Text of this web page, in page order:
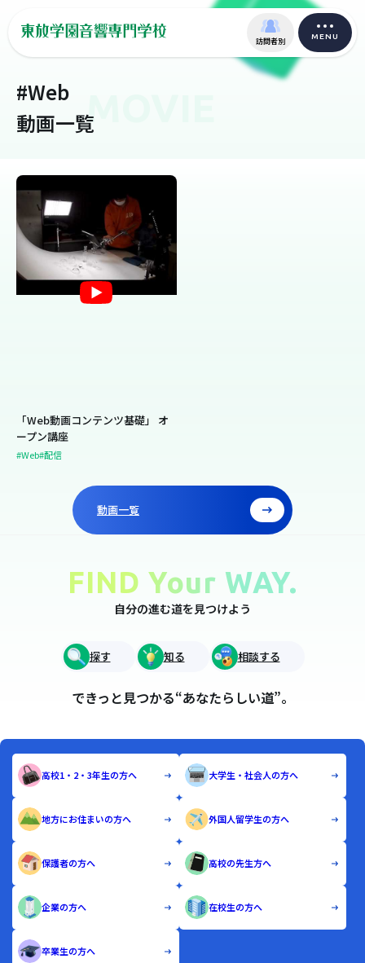
訪問者別 MENU
#Web
動画一覧MOVIE
「Web動画コンテンツ基礎」 オ
ープン講座
#Web#配信
動画一覧
FIND Your WAY.
自分の進む道を見つけよう
探す 知る 相談する
できっと見つかる“あなたらしい道”。
高校1・2・3年生の方へ 大学生・社会人の方へ
地方にお住まいの方へ 外国人留学生の方へ
保護者の方へ 高校の先生方へ
企業の方へ 在校生の方へ
卒業生の方へ